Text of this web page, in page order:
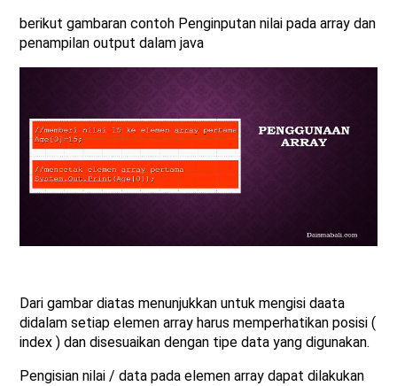
berikut gambaran contoh Penginputan nilai pada array dan
penampilan output dalam java
Dari gambar diatas menunjukkan untuk mengisi daata
didalam setiap elemen array harus memperhatikan posisi (
index ) dan disesuaikan dengan tipe data yang digunakan.
Pengisian nilai / data pada elemen array dapat dilakukan